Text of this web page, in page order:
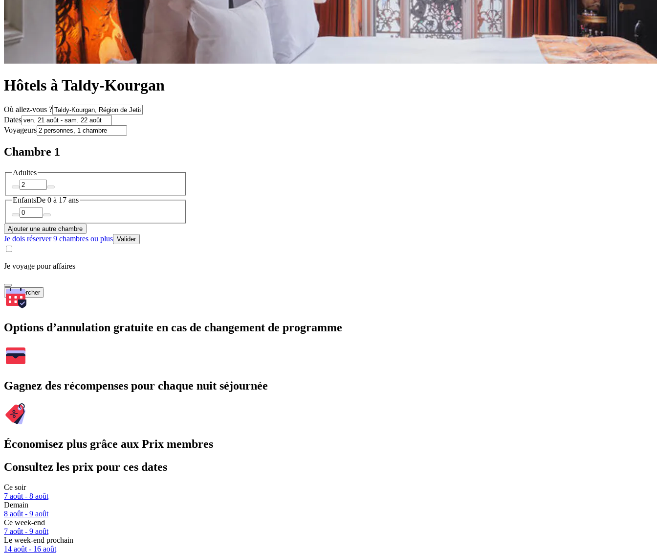
Hôtels à Taldy-Kourgan
Où allez-vous ?
Dates
Voyageurs
Chambre 1
Adultes
EnfantsDe 0 à 17 ans
Ajouter une autre chambre
Je dois réserver 9 chambres ou plus Valider
Je voyage pour affaires
Rechercher
Options d’annulation gratuite en cas de changement de programme
Gagnez des récompenses pour chaque nuit séjournée
Économisez plus grâce aux Prix membres
Consultez les prix pour ces dates
Ce soir
7 août - 8 août
Demain
8 août - 9 août
Ce week-end
7 août - 9 août
Le week-end prochain
14 août - 16 août